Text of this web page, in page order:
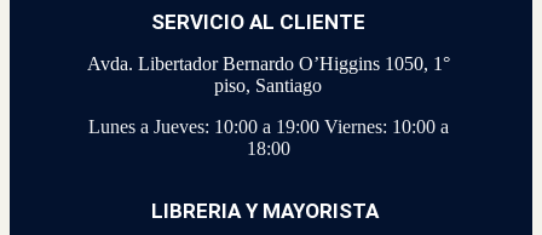
SERVICIO AL CLIENTE
Avda. Libertador Bernardo O’Higgins 1050, 1°
piso, Santiago
Lunes a Jueves: 10:00 a 19:00 Viernes: 10:00 a
18:00
LIBRERIA Y MAYORISTA